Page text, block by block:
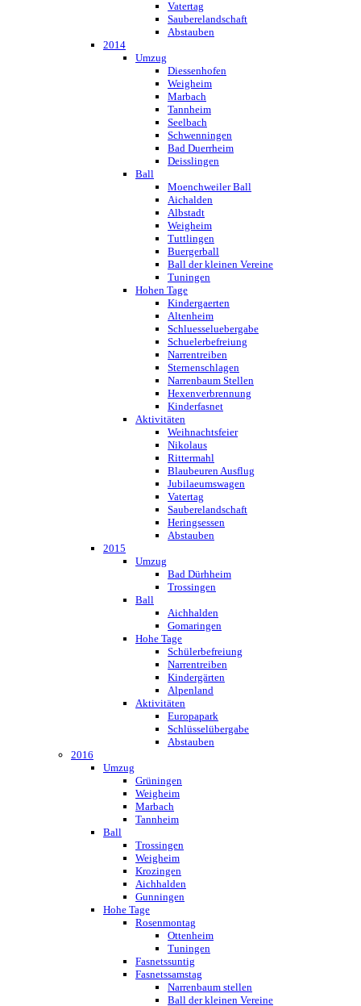
Vatertag
Sauberelandschaft
Abstauben
2014
Umzug
Diessenhofen
Weigheim
Marbach
Tannheim
Seelbach
Schwenningen
Bad Duerrheim
Deisslingen
Ball
Moenchweiler Ball
Aichalden
Albstadt
Weigheim
Tuttlingen
Buergerball
Ball der kleinen Vereine
Tuningen
Hohen Tage
Kindergaerten
Altenheim
Schluesseluebergabe
Schuelerbefreiung
Narrentreiben
Sternenschlagen
Narrenbaum Stellen
Hexenverbrennung
Kinderfasnet
Aktivitäten
Weihnachtsfeier
Nikolaus
Rittermahl
Blaubeuren Ausflug
Jubilaeumswagen
Vatertag
Sauberelandschaft
Heringsessen
Abstauben
2015
Umzug
Bad Dürhheim
Trossingen
Ball
Aichhalden
Gomaringen
Hohe Tage
Schülerbefreiung
Narrentreiben
Kindergärten
Alpenland
Aktivitäten
Europapark
Schlüsselübergabe
Abstauben
2016
Umzug
Grüningen
Weigheim
Marbach
Tannheim
Ball
Trossingen
Weigheim
Krozingen
Aichhalden
Gunningen
Hohe Tage
Rosenmontag
Ottenheim
Tuningen
Fasnetssuntig
Fasnetssamstag
Narrenbaum stellen
Ball der kleinen Vereine